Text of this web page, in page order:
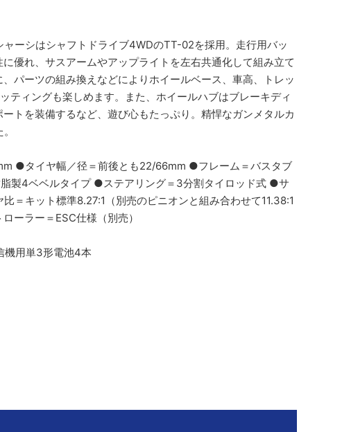
ーシはシャフトドライブ4WDのTT-02を採用。走行用バッ
優れ、サスアームやアップライトを左右共通化して組み立て
パーツの組み換えなどによりホイールベース、車高、トレッ
ティングも楽しめます。また、ホイールハブはブレーキディ
トを装備するなど、遊び心もたっぷり。精悍なガンメタルカ
●タイヤ幅／径＝前後とも22/66mm ●フレーム＝バスタブ
製4ベベルタイプ ●ステアリング＝3分割タイロッド式 ●サ
キット標準8.27:1（別売のピニオンと組み合わせて11.38:1
ーラー＝ESC仕様（別売）
機用単3形電池4本